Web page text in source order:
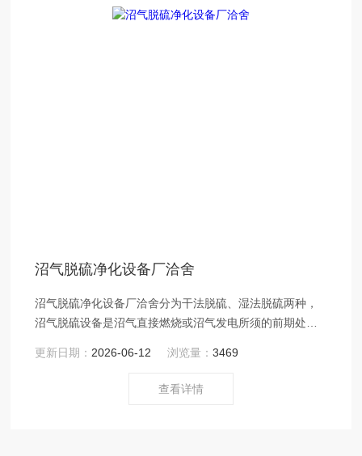
沼气脱硫净化设备厂洽舍
沼气脱硫净化设备厂洽舍分为干法脱硫、湿法脱硫两种，
沼气脱硫设备是沼气直接燃烧或沼气发电所须的前期处理
更新日期： 2026-06-12 浏览量：3469
查看详情